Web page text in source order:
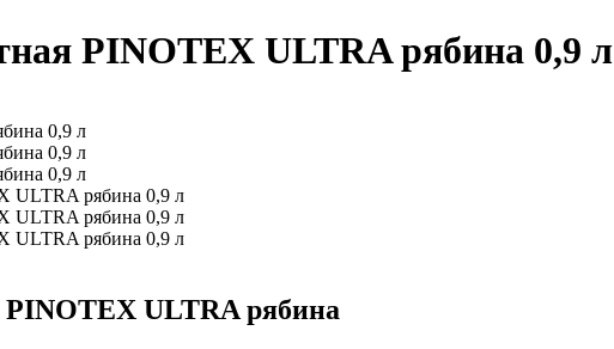
PINOTEX ULTRA рябина 0,9 л
PINOTEX ULTRA рябина